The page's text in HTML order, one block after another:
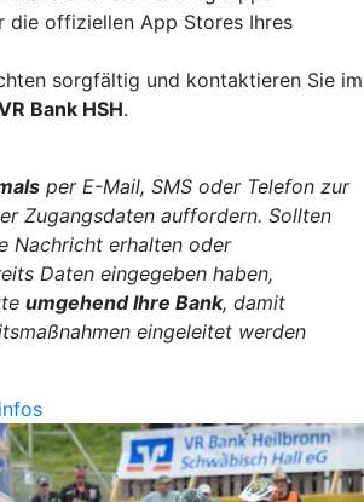
die offiziellen App Stores Ihres
sorgfältig und kontaktieren Sie im
Bank HSH.
per E-Mail, SMS oder Telefon zur
Zugangsdaten auffordern. Sollten
Nachricht erhalten oder
Daten eingegeben haben,
umgehend Ihre Bank, damit
eingeleitet werden